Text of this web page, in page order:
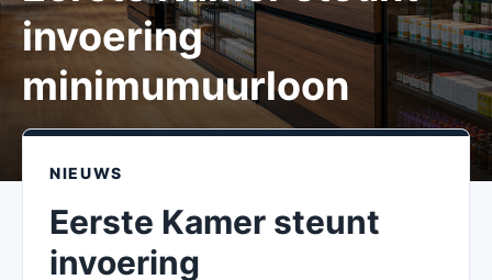
invoering
minimumuurloon
NIEUWS
Eerste Kamer steunt
invoering